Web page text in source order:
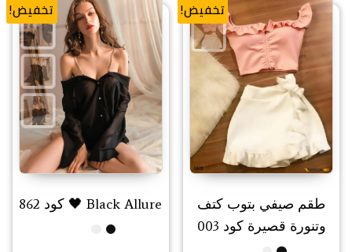
تخفيض!
طقم صيفي بتوب كتف
وتنورة قصيرة كود 003
تخفيض!
Black Allure 🖤 كود 862